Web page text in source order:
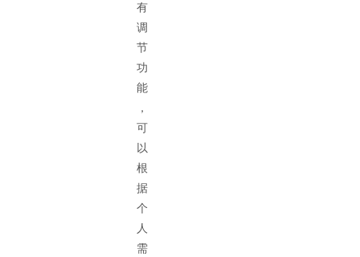
有
调
节
功
能
，
可
以
根
据
个
人
需